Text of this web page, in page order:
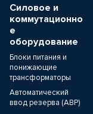
Силовое и
коммутационно
е
оборудование
Блоки питания и
понижающие
трансформаторы
Автоматический
ввод резерва (АВР)